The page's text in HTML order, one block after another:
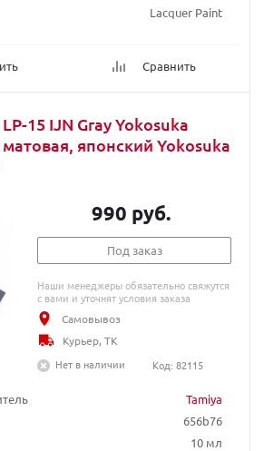
Lacquer Paint
Сравнить
15 IJN Gray Yokosuka
японский Yokosuka
Tamiya
656b76
10 мл
990 руб.
Под заказ
Наши менеджеры обязательно свяжутся
с вами и уточнят условия заказа
Самовывоз
Курьер, ТК
Нет в наличии
Код: 82115